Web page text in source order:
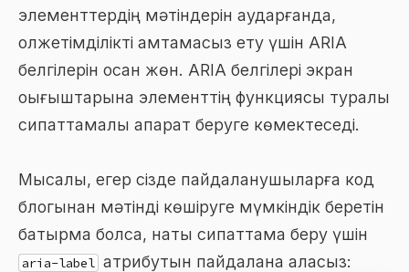
элементтердің мәтіндерін аударғанда,
қолжетімділікті қамтамасыз ету үшін ARIA
белгілерін қосқан жөн. ARIA белгілері экран
оқығыштарына элементтің функциясы туралы
сипаттамалық ақпарат беруге көмектеседі.
Мысалы, егер сізде пайдаланушыларға код
блогынан мәтінді көшіруге мүмкіндік беретін
батырма болса, нақты сипаттама беру үшін
aria-label атрибутын пайдалана аласыз: